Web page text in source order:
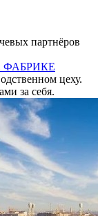
партнёров
ФАБРИКЕ
цеху.
за себя.